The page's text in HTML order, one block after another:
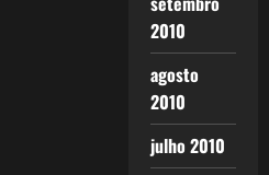
2010
agosto
2010
julho 2010